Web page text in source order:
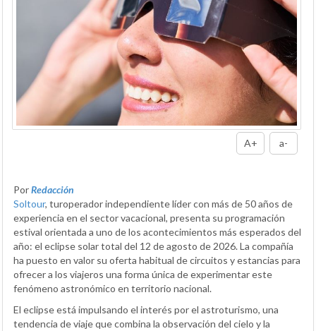
A+ a-
PorRedacción
Soltour, turoperador independiente líder con más de 50 años de
experiencia en el sector vacacional, presenta su programación
estival orientada a uno de los acontecimientos más esperados del
año: el eclipse solar total del 12 de agosto de 2026. La compañía
ha puesto en valor su oferta habitual de circuitos y estancias para
ofrecer a los viajeros una forma única de experimentar este
fenómeno astronómico en territorio nacional.
El eclipse está impulsando el interés por el astroturismo, una
tendencia de viaje que combina la observación del cielo y la